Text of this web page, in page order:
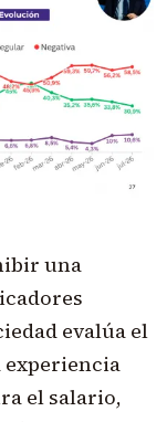
una
evalúa el
experiencia
el salario,